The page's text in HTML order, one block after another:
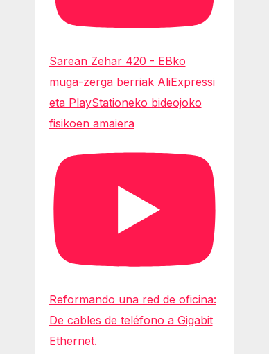
Sarean Zehar 420 - EBko
muga-zerga berriak AliExpressi
eta PlayStationeko bideojoko
fisikoen amaiera
Reformando una red de oficina:
De cables de teléfono a Gigabit
Ethernet.